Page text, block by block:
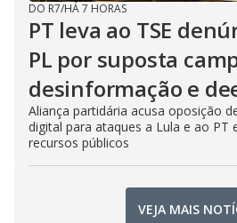
DO R7/HÁ 7 HORAS
PT leva ao TSE
PL por suposta
desinformação e
Aliança partidária acusa oposição
digital para ataques a Lula e ao PT
recursos públicos
VEJA MAIS